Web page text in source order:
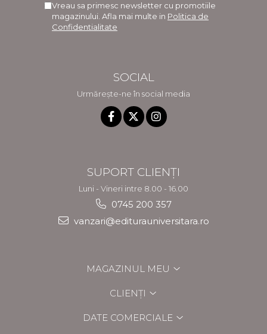
Vreau sa primesc newsletter cu promotiile
magazinului. Afla mai multe in Politica de
Confidentialitate
SOCIAL
Urmărește-ne în social media
SUPORT CLIENȚI
Luni - Vineri intre 8.00 - 16.00
0745 200 357
vanzari@editurauniversitara.ro
MAGAZINUL MEU
CLIENȚI
DATE COMERCIALE